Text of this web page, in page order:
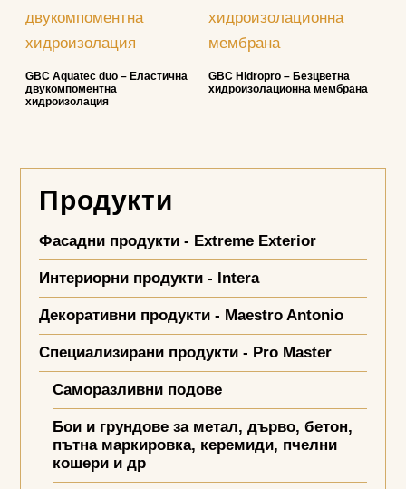
GBC Aquatec duo – Еластична
двукомпоментна
хидроизолация
GBC Hidropro – Безцветна
хидроизолационна мембрана
Продукти
Фасадни продукти - Extreme Exterior
Интериорни продукти - Intera
Декоративни продукти - Maestro Antonio
Специализирани продукти - Pro Master
Саморазливни подове
Бои и грундове за метал, дърво, бетон,
пътна маркировка, керемиди, пчелни
кошери и др